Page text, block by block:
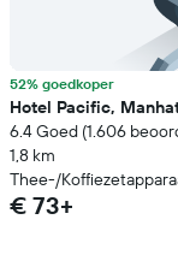
52% goedkoper
Hotel Pacific,
6.4 Goed (1.606
1,8 km
Thee-/
€ 73+